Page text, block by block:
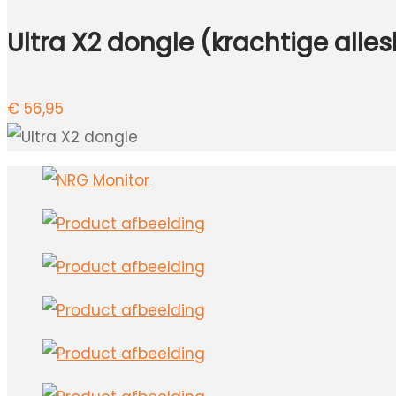
Ultra X2 dongle (krachtige
€ 56,95